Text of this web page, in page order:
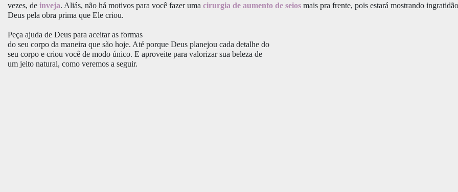
vezes, de inveja. Aliás, não há motivos para você fazer uma cirurgia de aumento de seios mais pra frente, pois estará mostrando
Deus pela obra prima que Ele criou.
Peça ajuda de Deus para aceitar as formas
do seu corpo da maneira que são hoje. Até porque Deus planejou cada detalhe do
seu corpo e criou você de modo único. E aproveite para valorizar sua beleza de
um jeito natural, como veremos a seguir.